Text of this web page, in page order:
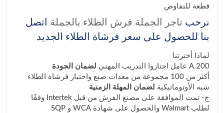
قطعة للتفاوض
نرحب تاجر الجملة فرش الطلاء بالجملة اتصل
بنا للحصول على سعر فرشاة الطلاء الجديد
لماذا أخترتنا
A.200 عامل اجتازوا التدريب المهني
لضمان الجودة
أكثر من 100 مجموعة من معدات صنع واختبار فرشاة الطلاء
شبه الأوتوماتيكية لضمان المهلة الزمنية
ج- تمت الموافقة على مصنع الفرش من قبل Intertek وفقًا
لطلب Walmart والحصول على شهادة WCA و SQP